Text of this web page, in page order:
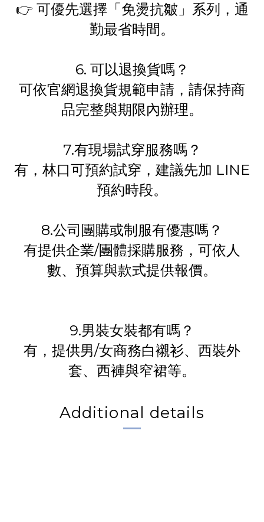
👉 可優先選擇「免燙抗皺」系列，通
勤最省時間。
6. 可以退換貨嗎？
可依官網退換貨規範申請，請保持商
品完整與期限內辦理。
7.有現場試穿服務嗎？
有，林口可預約試穿，建議先加 LINE
預約時段。
8.公司團購或制服有優惠嗎？
有提供企業/團體採購服務，可依人
數、預算與款式提供報價。
9.男裝女裝都有嗎？
有，提供男/女商務白襯衫、西裝外
套、西褲與窄裙等。
Additional details